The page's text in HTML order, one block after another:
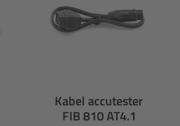
Kabel accutester
FIB 810 AT4.1